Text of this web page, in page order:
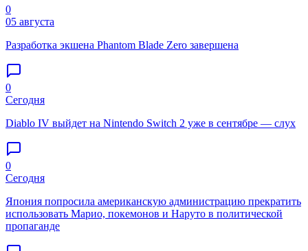
0
05 августа
Разработка экшена Phantom Blade Zero завершена
0
Сегодня
Diablo IV выйдет на Nintendo Switch 2 уже в сентябре — слух
0
Сегодня
Япония попросила американскую администрацию прекратить
использовать Марио, покемонов и Наруто в политической
пропаганде